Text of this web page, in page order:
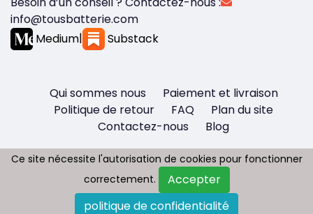
info@tousbatterie.com
Medium| Substack
Qui sommes nous
Paiement et livraison
Politique de retour
FAQ
Plan du site
Contactez-nous
Blog
Copyright © 2026 - Tous droit réservés
Tousbatterie.com
Ce site nécessite l'autorisation de cookies pour fonctionner
correctement.
Accepter
politique de confidentialité
Ce site nécessite l'autorisation de cookies pour fonctionner
correctement.
Accepter
politique de confidentialité